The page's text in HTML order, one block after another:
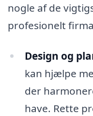
nogle af de
profesionelt
Design og
kan hjælpe
der
have. Rette